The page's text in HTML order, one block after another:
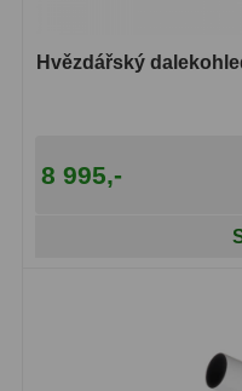
Hvězdářský
8 995,-